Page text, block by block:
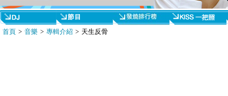
首頁 > 音樂 > 專輯介紹 > 天生反骨